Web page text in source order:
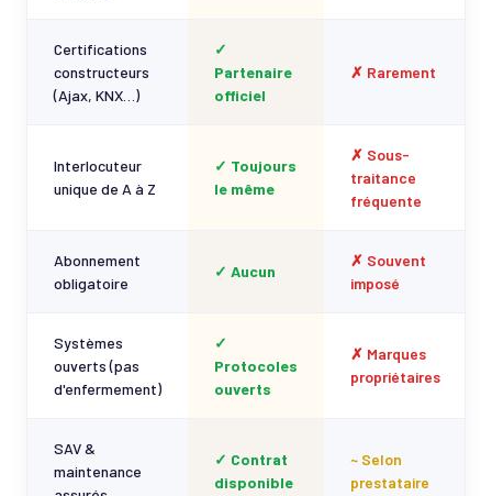
Certifications
constructeurs
(Ajax, KNX…)
✓
Partenaire
officiel
✗ Rarement
Interlocuteur
unique de A à Z
✓ Toujours
le même
✗ Sous-
traitance
fréquente
Abonnement
obligatoire
✓ Aucun
✗ Souvent
imposé
Systèmes
ouverts (pas
d'enfermement)
✓
Protocoles
ouverts
✗ Marques
propriétaires
SAV &
maintenance
✓ Contrat
disponible
~ Selon
prestataire